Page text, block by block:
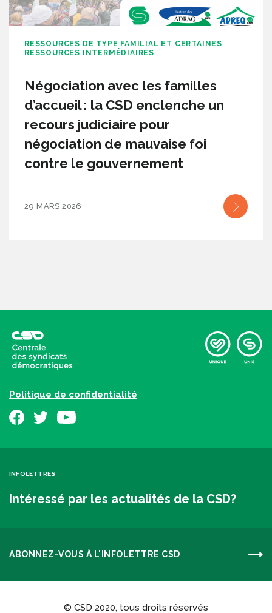
RESSOURCES DE TYPE FAMILIAL ET CERTAINES
RESSOURCES INTERMÉDIAIRES
Négociation avec les familles
d’accueil : la CSD enclenche un
recours judiciaire pour
négociation de mauvaise foi
contre le gouvernement
29 MARS 2026
Politique de confidentialité
INFOLETTRES
Intéressé par les actualités de la CSD?
ABONNEZ-VOUS À L'INFOLETTRE CSD
© CSD 2020, tous droits réservés